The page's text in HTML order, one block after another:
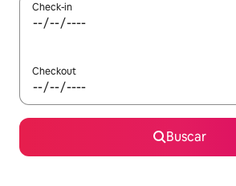
Check-in
Checkout
Buscar